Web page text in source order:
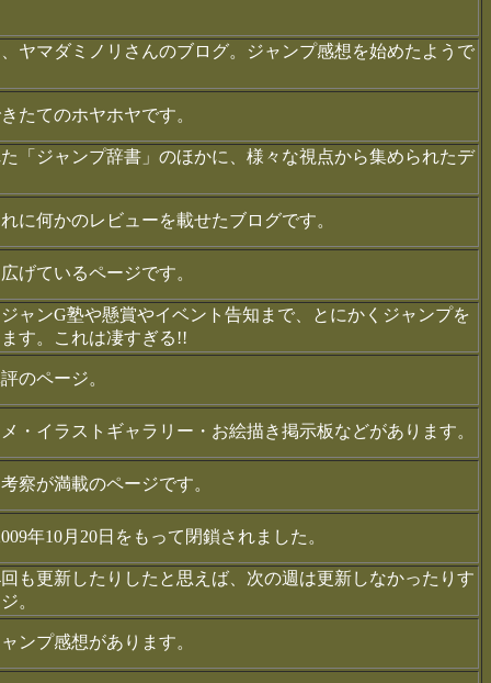
ヤマダミノリさんのブログ。ジャンプ感想を始めたようで
たてのホヤホヤです。
「ジャンプ辞書」のほかに、様々な視点から集められたデ
に何かのレビューを載せたブログです。
げているページです。
ャンG塾や懸賞やイベント告知まで、とにかくジャンプを
す。これは凄すぎる!!
のページ。
・イラストギャラリー・お絵描き掲示板などがあります。
察が満載のページです。
年10月20日をもって閉鎖されました。
も更新したりしたと思えば、次の週は更新しなかったりす
。
ンプ感想があります。